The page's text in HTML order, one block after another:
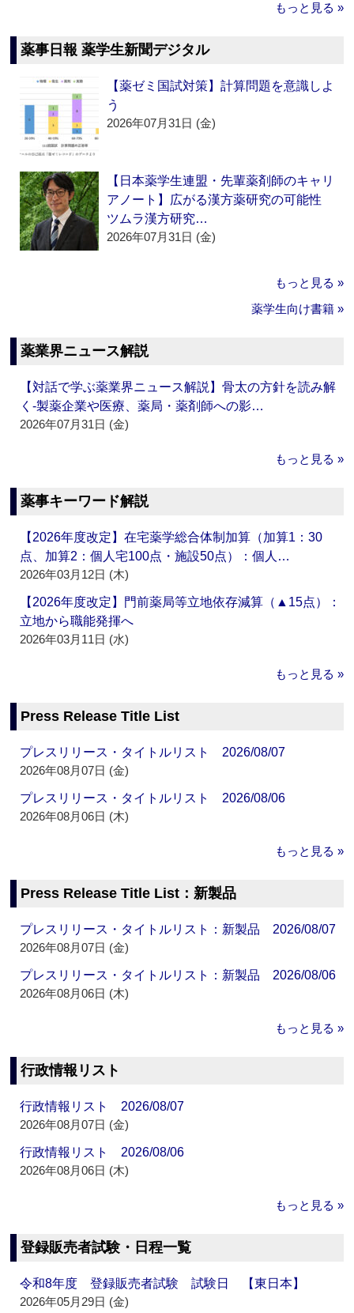
もっと見る »
薬事日報 薬学生新聞デジタル
【薬ゼミ国試対策】計算問題を意識しよ
う
2026年07月31日 (金)
【日本薬学生連盟・先輩薬剤師のキャリ
アノート】広がる漢方薬研究の可能性
ツムラ漢方研究…
2026年07月31日 (金)
もっと見る »
薬学生向け書籍 »
薬業界ニュース解説
【対話で学ぶ薬業界ニュース解説】骨太の方針を読み解
く‐製薬企業や医療、薬局・薬剤師への影…
2026年07月31日 (金)
もっと見る »
薬事キーワード解説
【2026年度改定】在宅薬学総合体制加算（加算1：30
点、加算2：個人宅100点・施設50点）：個人…
2026年03月12日 (木)
【2026年度改定】門前薬局等立地依存減算（▲15点）：
立地から職能発揮へ
2026年03月11日 (水)
もっと見る »
Press Release Title List
プレスリリース・タイトルリスト 2026/08/07
2026年08月07日 (金)
プレスリリース・タイトルリスト 2026/08/06
2026年08月06日 (木)
もっと見る »
Press Release Title List：新製品
プレスリリース・タイトルリスト：新製品 2026/08/07
2026年08月07日 (金)
プレスリリース・タイトルリスト：新製品 2026/08/06
2026年08月06日 (木)
もっと見る »
行政情報リスト
行政情報リスト 2026/08/07
2026年08月07日 (金)
行政情報リスト 2026/08/06
2026年08月06日 (木)
もっと見る »
登録販売者試験・日程一覧
令和8年度 登録販売者試験 試験日 【東日本】
2026年05月29日 (金)